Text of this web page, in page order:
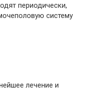
периодически,
систему
лечение и